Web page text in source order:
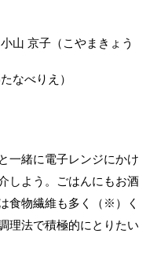
山 京子（こやまきょう
なべりえ）
一緒に電子レンジにかけ
しよう。ごはんにもお酒
食物繊維も多く（※）く
理法で積極的にとりたい